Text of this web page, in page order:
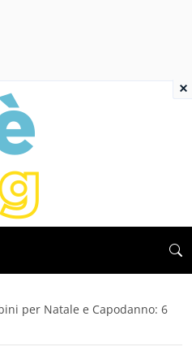
per Natale e Capodanno: 6
×